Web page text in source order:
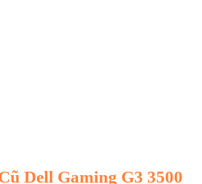
Dell Gaming G3 3500